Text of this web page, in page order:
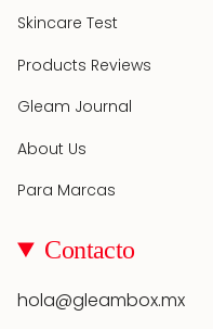
Skincare Test
Products Reviews
Gleam Journal
About Us
Para Marcas
Contacto
hola@gleambox.mx